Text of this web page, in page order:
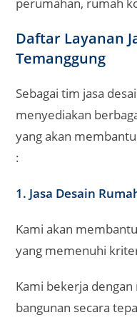
Daftar Layanan
Temanggung
Sebagai tim jasa
menyediakan
yang akan
:
1. Jasa Desain
Kami akan
yang memenuhi
Kami bekerja
bangunan secara